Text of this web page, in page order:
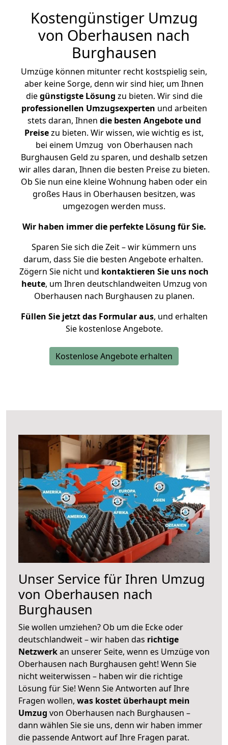
Kostengünstiger Umzug
von Oberhausen nach
Burghausen
Umzüge können mitunter recht kostspielig sein,
aber keine Sorge, denn wir sind hier, um Ihnen
diegünstigste Lösung zu bieten. Wir sind die
professionellen Umzugsexperten und arbeiten
stets daran, Ihnen die besten Angebote und
Preisezu bieten. Wir wissen, wie wichtig es ist,
bei einem Umzug von Oberhausen nach
Burghausen Geld zu sparen, und deshalb setzen
wir alles daran, Ihnen die besten Preise zu bieten.
Ob Sie nun eine kleine Wohnung haben oder ein
großes Haus in Oberhausen besitzen, was
umgezogen werden muss.
Wir haben immer die perfekte Lösung für Sie.
Sparen Sie sich die Zeit – wir kümmern uns
darum, dass Sie die besten Angebote erhalten.
Zögern Sie nicht und kontaktieren Sie uns noch
heute, um Ihren deutschlandweiten Umzug von
Oberhausen nach Burghausen zu planen.
Füllen Sie jetzt das Formular aus, und erhalten
Sie kostenlose Angebote.
Kostenlose Angebote erhalten
Unser Service für Ihren Umzug
von Oberhausen nach
Burghausen
Sie wollen umziehen? Ob um die Ecke oder
deutschlandweit – wir haben das richtige
Netzwerkan unserer Seite, wenn es Umzüge von
Oberhausen nach Burghausen geht! Wenn Sie
nicht weiterwissen – haben wir die richtige
Lösung für Sie! Wenn Sie Antworten auf Ihre
Fragen wollen, was kostet überhaupt mein
Umzug von Oberhausen nach Burghausen –
dann wählen Sie sie uns, denn wir haben immer
die passende Antwort auf Ihre Fragen parat.